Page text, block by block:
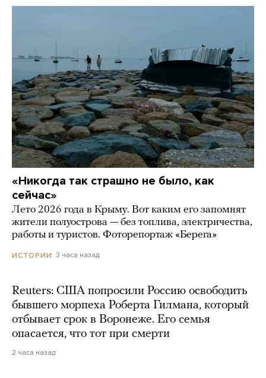
«Никогда так страшно не было, как
сейчас»
Лето 2026 года в Крыму. Вот каким его запомнят
жители полуострова — без топлива, электричества,
работы и туристов. Фоторепортаж «Берега»
ИСТОРИИ 3 часа назад
Reuters: США попросили Россию освободить
бывшего морпеха Роберта Гилмана, который
отбывает срок в Воронеже. Его семья
опасается, что тот при смерти
2 часа назад